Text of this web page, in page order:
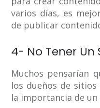
varios días, es
de publicar
4- No Tener Un
Muchos pensarían
los dueños de
la importancia de